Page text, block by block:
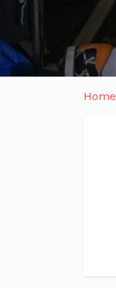
Home